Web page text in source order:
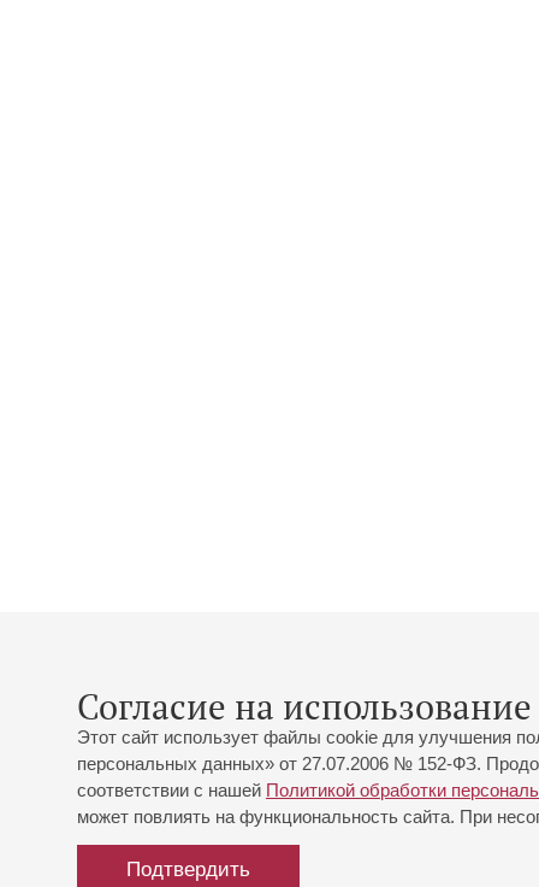
Согласие на
Этот сайт использует файлы cookie для улучшения
персональных данных» от 27.07.2006 № 152-ФЗ.
соответствии с нашей Политикой обработки
может повлиять на функциональность сайта. При
Подтвердить